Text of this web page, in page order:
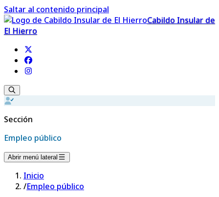
Saltar al contenido principal
Cabildo Insular de
El Hierro
Sección
Empleo público
Abrir menú lateral
Inicio
/Empleo público